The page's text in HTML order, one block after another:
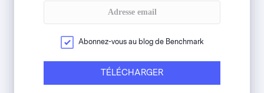
Abonnez-vous au blog de Benchmark
TÉLÉCHARGER